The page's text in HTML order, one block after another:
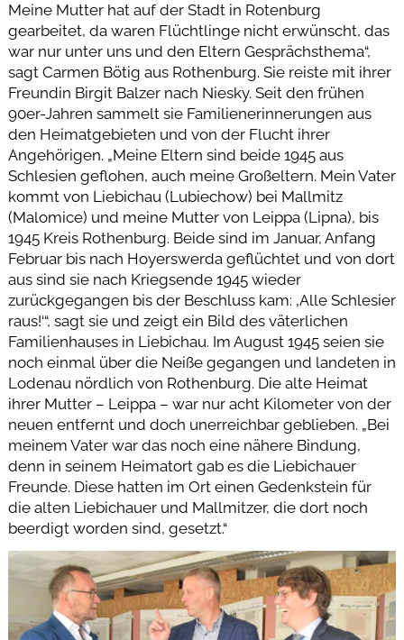
Meine Mutter hat auf der Stadt in Rotenburg
gearbeitet, da waren Flüchtlinge nicht erwünscht, das
war nur unter uns und den Eltern Gesprächsthema“,
sagt Carmen Bötig aus Rothenburg. Sie reiste mit ihrer
Freundin Birgit Balzer nach Niesky. Seit den frühen
90er-Jahren sammelt sie Familienerinnerungen aus
den Heimatgebieten und von der Flucht ihrer
Angehörigen. „Meine Eltern sind beide 1945 aus
Schlesien geflohen, auch meine Großeltern. Mein Vater
kommt von Liebichau (Lubiechow) bei Mallmitz
(Malomice) und meine Mutter von Leippa (Lipna), bis
1945 Kreis Rothenburg. Beide sind im Januar, Anfang
Februar bis nach Hoyerswerda geflüchtet und von dort
aus sind sie nach Kriegsende 1945 wieder
zurückgegangen bis der Beschluss kam: ‚Alle Schlesier
raus!‘“, sagt sie und zeigt ein Bild des väterlichen
Familienhauses in Liebichau. Im August 1945 seien sie
noch einmal über die Neiße gegangen und landeten in
Lodenau nördlich von Rothenburg. Die alte Heimat
ihrer Mutter – Leippa – war nur acht Kilometer von der
neuen entfernt und doch unerreichbar geblieben. „Bei
meinem Vater war das noch eine nähere Bindung,
denn in seinem Heimatort gab es die Liebichauer
Freunde. Diese hatten im Ort einen Gedenkstein für
die alten Liebichauer und Mallmitzer, die dort noch
beerdigt worden sind, gesetzt.“